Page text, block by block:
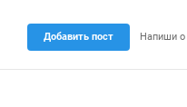
н
Добавить пост Напиши о